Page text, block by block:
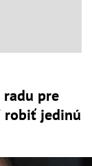
pre
robiť jedinú